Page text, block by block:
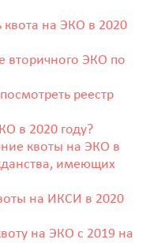
квота на ЭКО в 2020
ЭКО по
реестр
в 2020 году?
квоты на ЭКО в
имеющих
на ИКСИ в 2020
на ЭКО с 2019 на